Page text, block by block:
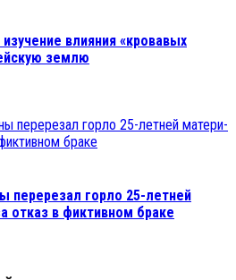
влияния «кровавых
землю
перерезал горло 25-летней
отказ в фиктивном браке